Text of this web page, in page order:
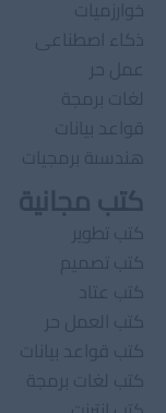
خوارزميات
ذكاء اصطناعى
عمل حر
لغات برمجة
قواعد بيانات
هندسىة برمجيات
كتب مجانية
كتب تطوير
كتب تصميم
كتب عتاد
كتب العمل حر
كتب قواعد بيانات
كتب لغات برمجة